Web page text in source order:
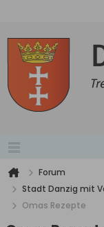
Forum
Stadt Danzig mit
Omas Rezepte